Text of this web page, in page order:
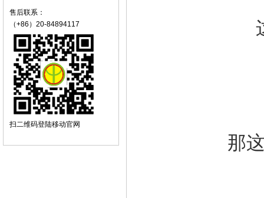
售后联系：
（+86）20-84894117
扫二维码登陆移动官网
那